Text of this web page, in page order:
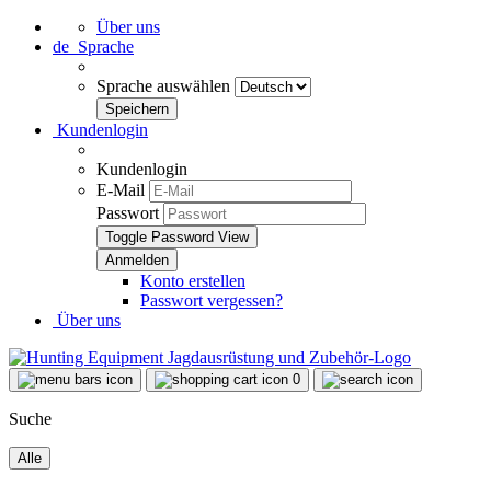
Über uns
de Sprache
Sprache auswählen
Kundenlogin
Kundenlogin
E-Mail
Passwort
Toggle Password View
Konto erstellen
Passwort vergessen?
Über uns
0
Suche
Alle